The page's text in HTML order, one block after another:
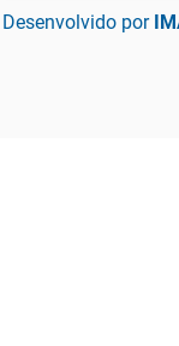
Desenvolvido por